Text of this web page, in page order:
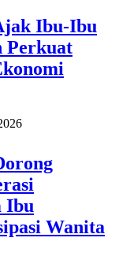
Ibu-Ibu
Perkuat
Ibu
Wanita